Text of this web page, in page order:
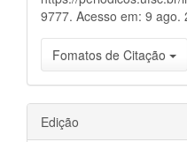
9777. Acesso em: 9 ago.
Fomatos de Citação
Edição